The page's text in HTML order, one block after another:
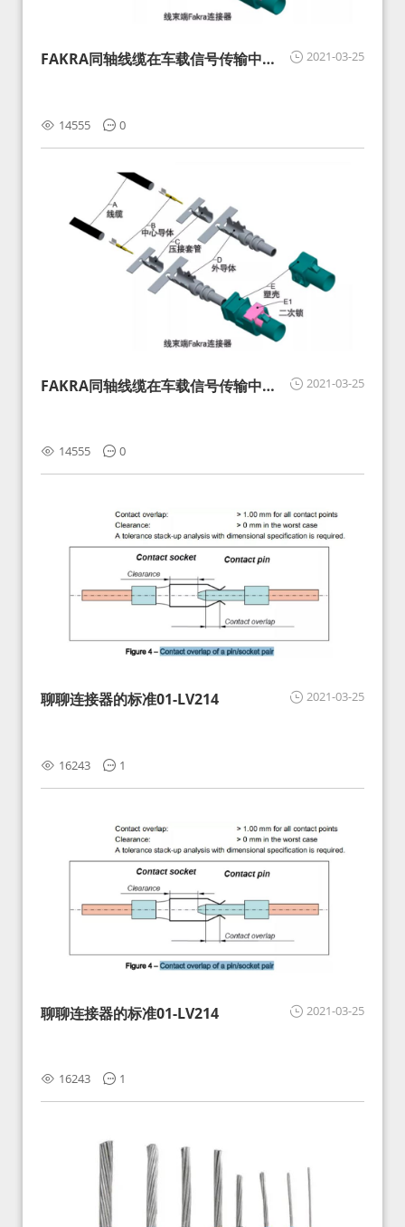
2021-03-25
FAKRA同轴线缆在车载信号传输中的
14555 0
2021-03-25
FAKRA同轴线缆在车载信号传输中的
14555 0
2021-03-25
聊聊连接器的标准01-LV214
16243 1
2021-03-25
聊聊连接器的标准01-LV214
16243 1